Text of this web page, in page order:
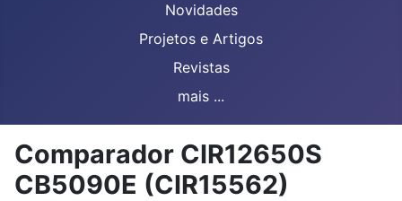
Novidades
Projetos e Artigos
Revistas
mais ...
Comparador CIR12650S
CB5090E (CIR15562)